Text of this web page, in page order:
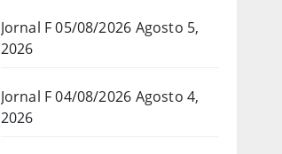
Jornal F 05/08/2026 Agosto 5,
2026
Jornal F 04/08/2026 Agosto 4,
2026